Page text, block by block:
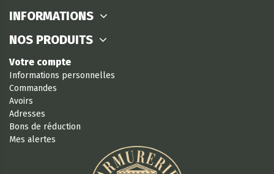
INFORMATIONS
NOS PRODUITS
Votre compte
Informations personnelles
Commandes
Avoirs
Adresses
Bons de réduction
Mes alertes